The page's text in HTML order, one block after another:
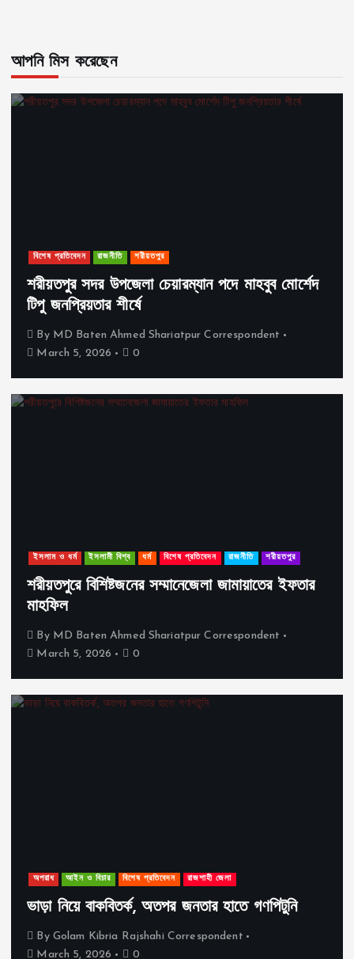
আপনি মিস করেছেন
বিশেষ প্রতিবেদন রাজনীতি শরীয়তপুর
শরীয়তপুর সদর উপজেলা চেয়ারম্যান পদে মাহবুব মোর্শেদ
টিপু জনপ্রিয়তার শীর্ষে
By MD Baten Ahmed Shariatpur Correspondent
March 5, 2026
0
ইসলাম ও ধর্ম ইসলামী বিশ্ব ধর্ম বিশেষ প্রতিবেদন রাজনীতি শরীয়তপুর
শরীয়তপুরে বিশিষ্টজনের সম্মানেজেলা জামায়াতের ইফতার
মাহফিল
By MD Baten Ahmed Shariatpur Correspondent
March 5, 2026
0
অপরাধ আইন ও বিচার বিশেষ প্রতিবেদন রাজশাহী জেলা
ভাড়া নিয়ে বাকবিতর্ক, অতপর জনতার হাতে গণপিটুনি
By Golam Kibria Rajshahi Correspondent
March 5, 2026
0